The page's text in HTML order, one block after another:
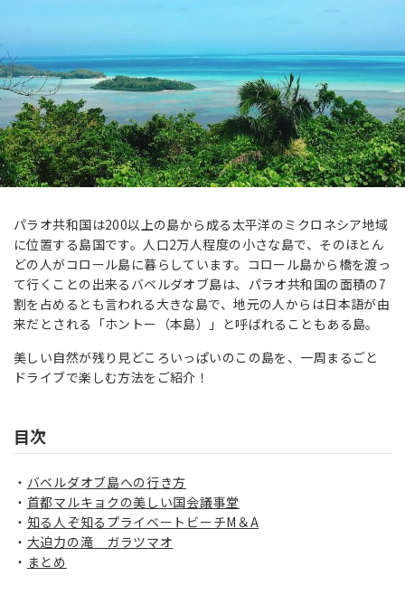
パラオ共和国は200以上の島から成る太平洋のミクロネシア地域
に位置する島国です。人口2万人程度の小さな島で、そのほとん
どの人がコロール島に暮らしています。コロール島から橋を渡っ
て行くことの出来るバベルダオブ島は、パラオ共和国の面積の7
割を占めるとも言われる大きな島で、地元の人からは日本語が由
来だとされる「ホントー（本島）」と呼ばれることもある島。
美しい自然が残り見どころいっぱいのこの島を、一周まるごと
ドライブで楽しむ方法をご紹介！
目次
バベルダオブ島への行き方
首都マルキョクの美しい国会議事堂
知る人ぞ知るプライベートビーチM＆A
大迫力の滝 ガラツマオ
まとめ